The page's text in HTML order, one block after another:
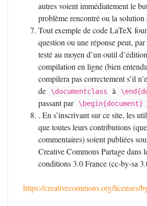
autres voient immédiatement le
problème rencontré ou la solution
Tout exemple de code LaTeX
question ou une réponse peut,
testé au moyen d’un outil
compilation en ligne (bien
compilera pas correctement s’il
de
\documentclass à
passant par
\begin{document}
. En s’inscrivant sur ce site, les
que toutes leurs contributions
commentaires) soient publiées
Creative Commons Partage dans
conditions 3.0 France (cc-by-sa
https://creativecommons.org/licenses/